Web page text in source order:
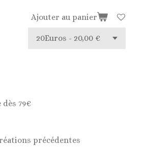
Ajouter au panier
79€
précédentes